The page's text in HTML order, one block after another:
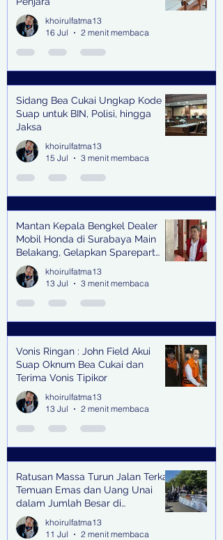
khoirulfatma13
16 Jul
2 menit membaca
Sidang Bea Cukai Ungkap Kode
Suap untuk BIN, Polisi, hingga
Jaksa
khoirulfatma13
15 Jul
3 menit membaca
Mantan Kepala Bengkel Dealer
Mobil Honda di Surabaya Main
Belakang, Gelapkan Sparepart
Senilai Rp 1,9 Miliar
khoirulfatma13
13 Jul
3 menit membaca
Vonis Ringan : John Field Akui
Suap Oknum Bea Cukai dan
Terima Vonis Tipikor
khoirulfatma13
13 Jul
2 menit membaca
Ratusan Massa Turun Jalan Terkait
Temuan Emas dan Uang Unai
dalam Jumlah Besar di
Lingkungan Jampidsus Kejaksaan
Agung RI di Jakarta
khoirulfatma13
11 Jul
2 menit membaca